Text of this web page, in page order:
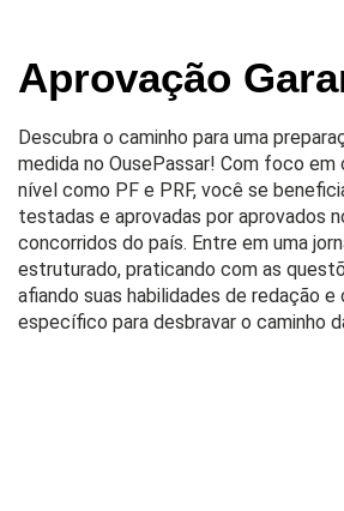
Aprovação
Descubra o caminho para uma
medida no OusePassar! Com foco
nível como PF e PRF, você se
testadas e aprovadas por aprovados
concorridos do país. Entre em uma
estruturado, praticando com as
afiando suas habilidades de redação
específico para desbravar o caminho